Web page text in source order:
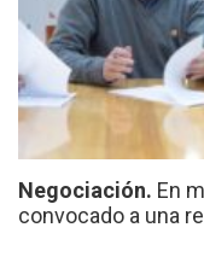
Negociación. En
convocado a una